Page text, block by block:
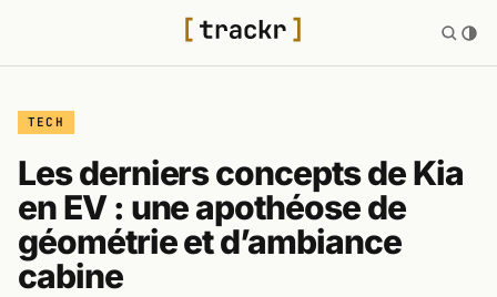
TECH
Les derniers concepts de Kia
en EV : une apothéose de
géométrie et d’ambiance
cabine